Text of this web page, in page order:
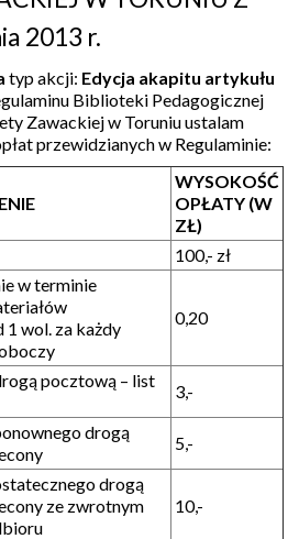
2013 r.
typ akcji: Edycja akapitu artykułu
Biblioteki Pedagogicznej
Zawackiej w Toruniu ustalam
przewidzianych w Regulaminie:
WYSOKOŚĆ
OPŁATY (W
ZŁ)
100,- zł
w terminie
wol. za każdy
0,20
pocztową – list
3,-
drogą
5,-
drogą
ze zwrotnym
10,-